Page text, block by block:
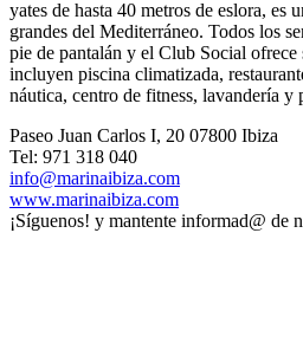
yates de hasta 40 metros de eslora, es
grandes del Mediterráneo. Todos los
pie de pantalán y el Club Social
incluyen piscina climatizada,
náutica, centro de fitness, lavandería y
Paseo Juan Carlos I, 20 07800 Ibiza
Tel: 971 318 040
info@marinaibiza.com
www.marinaibiza.com
¡Síguenos! y mantente informad@ de